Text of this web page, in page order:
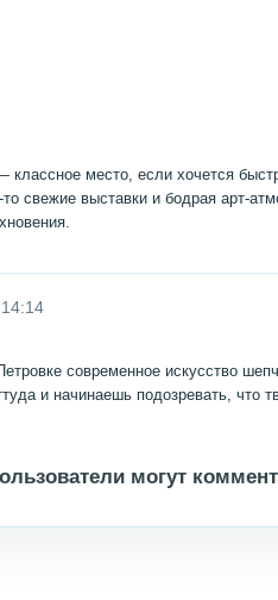
место, если хочется
свежие выставки и бодрая
современное искусство
и начинаешь подозревать, что
могут